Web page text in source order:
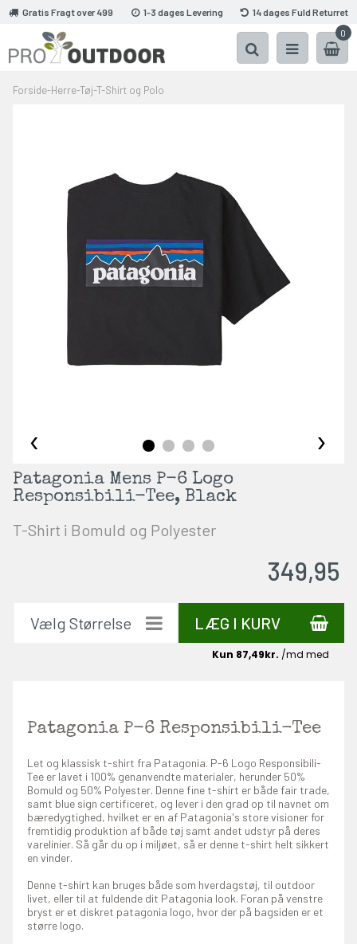
Gratis Fragt over 499 1-3 dages Levering
14 dages Fuld Returret
0
Forside-Herre-Tøj-T-Shirt og Polo
‹ ›
Patagonia Mens P-6 Logo
Responsibili-Tee, Black
T-Shirt i Bomuld og Polyester
349,95
LÆG I KURV
Patagonia P-6 Responsibili-Tee
Let og klassisk t-shirt fra Patagonia. P-6 Logo Responsibili-
Tee er lavet i 100% genanvendte materialer, herunder 50%
Bomuld og 50% Polyester. Denne fine t-shirt er både fair trade,
samt blue sign certificeret, og lever i den grad op til navnet om
bæredygtighed, hvilket er en af Patagonia's store visioner for
fremtidig produktion af både tøj samt andet udstyr på deres
varelinier. Så går du op i miljøet, så er denne t-shirt helt sikkert
en vinder.
Denne t-shirt kan bruges både som hverdagstøj, til outdoor
livet, eller til at fuldende dit Patagonia look. Foran på venstre
bryst er et diskret patagonia logo, hvor der på bagsiden er et
større logo.